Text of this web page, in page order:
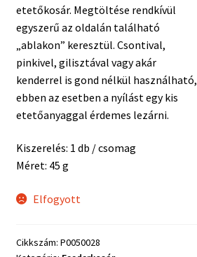
etetőkosár. Megtöltése rendkívül
egyszerű az oldalán található
„ablakon” keresztül. Csontival,
pinkivel, gilisztával vagy akár
kenderrel is gond nélkül használható,
ebben az esetben a nyílást egy kis
etetőanyaggal érdemes lezárni.
Kiszerelés: 1 db / csomag
Méret: 45 g
Elfogyott
Cikkszám: P0050028